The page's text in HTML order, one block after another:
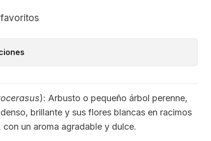
): Arbusto o pequeño árbol perenne,
brillante y sus flores blancas en racimos
un aroma agradable y dulce.